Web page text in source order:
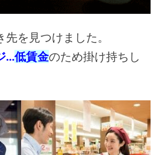
を見つけました。
…低賃金のため掛け持ちし